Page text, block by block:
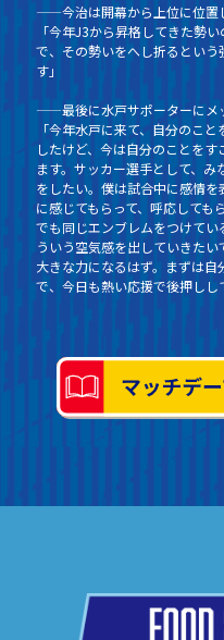
——今治は開幕から上位に位置
「今年J3から昇格してきた勢
で、その勢いをへし折るとい
す」
——最後に水戸サポーターにメ
「今年水戸に来て、自分のこ
したけど、今は自分のことを
ます。サッカー選手として、
をしたい。僕は試合中に感情
に感じてもらって、呼応しても
でも同じエンブレムをつけて
ういう空気感を出していきたい
大きな力になるはず。まずは
で、今日も熱い応援で後押しし